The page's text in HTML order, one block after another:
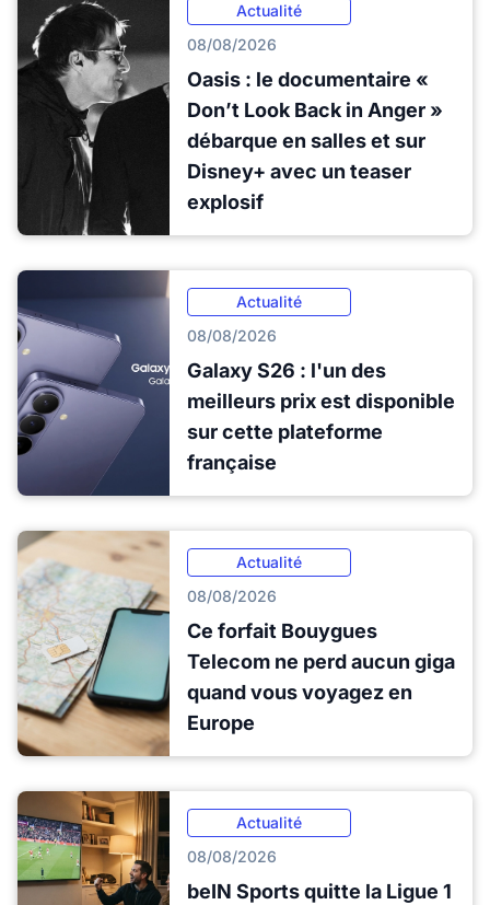
Actualité
08/08/2026
Oasis : le documentaire «
Don’t Look Back in Anger »
débarque en salles et sur
Disney+ avec un teaser
explosif
Actualité
08/08/2026
Galaxy S26 : l'un des
meilleurs prix est disponible
sur cette plateforme
française
Actualité
08/08/2026
Ce forfait Bouygues
Telecom ne perd aucun giga
quand vous voyagez en
Europe
Actualité
08/08/2026
beIN Sports quitte la Ligue 1